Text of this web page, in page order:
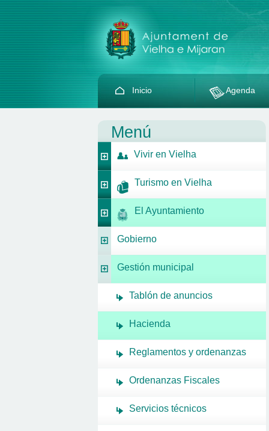
Inicio Agenda
Menú
Vivir en Vielha
Turismo en Vielha
El Ayuntamiento
Gobierno
Gestión municipal
Tablón de anuncios
Hacienda
Reglamentos y ordenanzas
Ordenanzas Fiscales
Servicios técnicos